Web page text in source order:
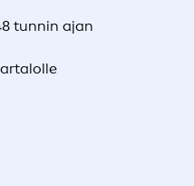
tunnin ajan